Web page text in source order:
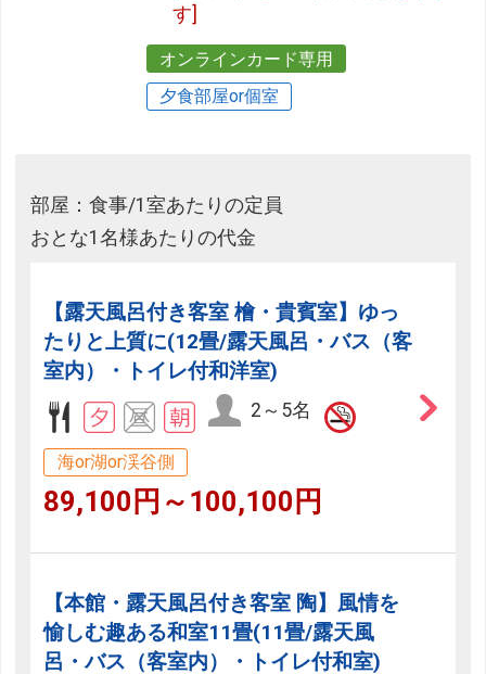
す]
オンラインカード専用
夕食部屋or個室
部屋：食事/1室あたりの定員
おとな1名様あたりの代金
【露天風呂付き客室 檜・貴賓室】ゆっ
たりと上質に(12畳/露天風呂・バス（客
室内）・トイレ付和洋室)
2～5名
海or湖or渓谷側
89,100円～100,100円
【本館・露天風呂付き客室 陶】風情を
愉しむ趣ある和室11畳(11畳/露天風
呂・バス（客室内）・トイレ付和室)